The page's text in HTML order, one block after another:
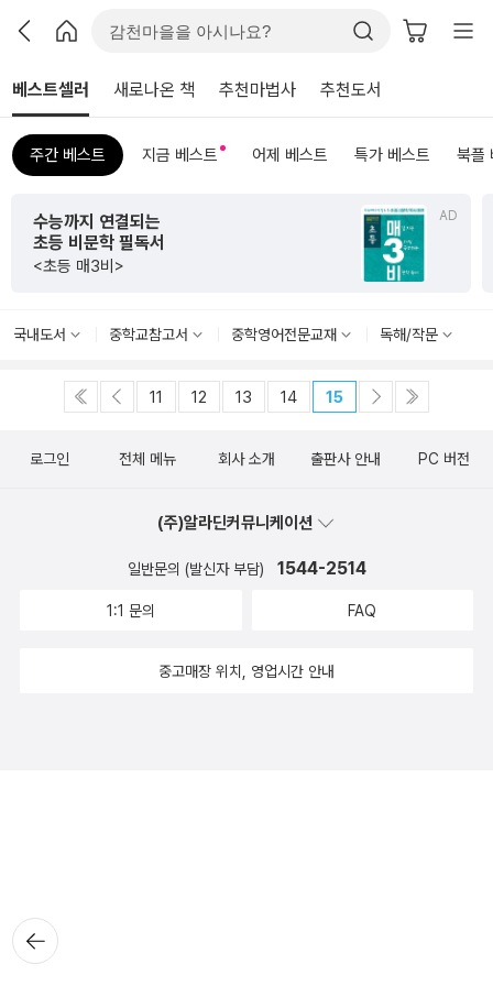
베스트셀러 새로나온 책 추천마법사 추천도서
주간 베스트 지금 베스트 어제 베스트 특가 베스트 북플
AD
수능까지 연결되는
초등 비문학 필독서
<초등 매3비>
국내도서 중학교참고서 중학영어전문교재 독해/작문
11 12 13 14 15
뒤로가
기
로그인 전체 메뉴 회사 소개 출판사 안내 PC 버전
(주)알라딘커뮤니케이션
일반문의 (발신자 부담) 1544-2514
1:1 문의 FAQ
중고매장 위치, 영업시간 안내